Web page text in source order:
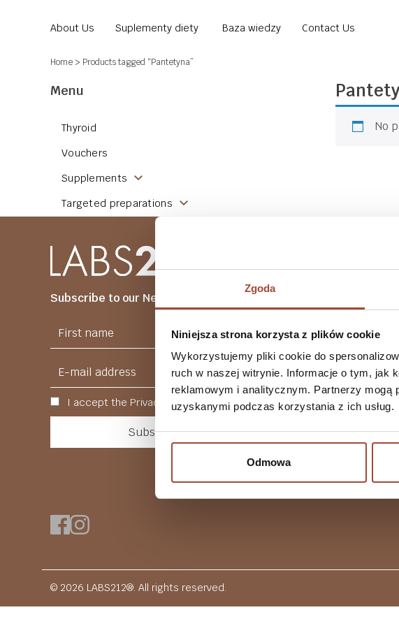
Zgoda
Niniejsza strona korzysta z plików cookie
Wykorzystujemy pliki cookie do
ruch w naszej witrynie. Informacje o tym, jak
reklamowym i analitycznym. Partnerzy mogą
uzyskanymi podczas korzystania z ich usług.
Odmowa
About Us Suplementy diety Baza wiedzy Contact Us
Home > Products tagged “Pantetyna”
Menu
Thyroid
Vouchers
Supplements
Targeted preparations
No
Subscribe to our Newsletter
I accept the Privacy Policy
supplements
Produkty
Produkty
Witaminy
Minerały
© 2026 LABS212®. All rights reserved.